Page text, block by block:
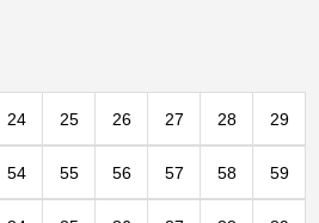
24 25 26 27 28 29
54 55 56 57 58 59